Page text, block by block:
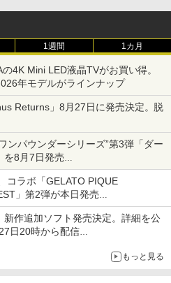
1週間 1カ月
4K Mini LED液晶TVがお買い得。
年モデルがラインナップ
Returns」8月27日に発売決定。脱
なるセールが実施
ンパウンダーシリーズ”第3弾「ダー
を8月7日発売
」を使用した超大型チーズバーガー
コラボ「GELATO PIQUE
」第2弾が本日発売
ムやわたぼう、ベビーサタンなどが
新作追加ソフト発売決定。詳細を公
日20時から配信
もっと見る